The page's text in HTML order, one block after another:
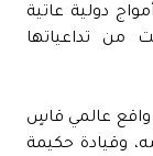
دولية عاتية
من تداعياتها
واقع عالمي قاسٍ
وقيادة حكيمة